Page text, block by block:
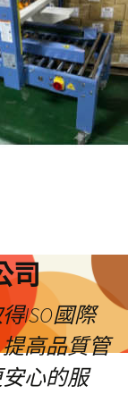
司
ISO國際
高品質管
心的服